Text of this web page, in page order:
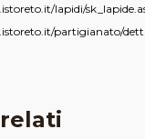
lapidi/
partigianato/